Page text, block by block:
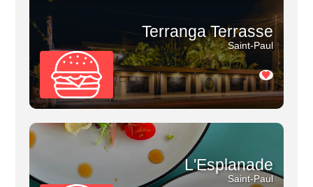
Terranga Terrasse
Saint-Paul
L'Esplanade
Saint-Paul